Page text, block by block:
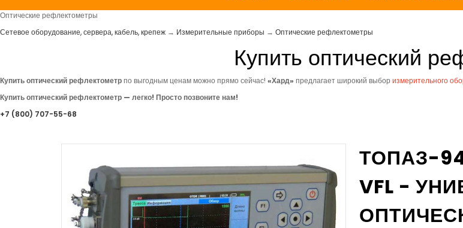
Оптические рефлектометры
Сетевое оборудование, сервера, кабель, крепеж → Измерительные приборы → Оптические рефлектометры
Купить оптический
Купить оптический рефлектометрпо выгодным ценам можно прямо сейчас! «Хард» предлагаетширокий выбор измерительного
Купить оптический рефлектометр — легко! Просто позвоните нам!
+7 (800) 707-55-68
ТОПАЗ-
VFL -